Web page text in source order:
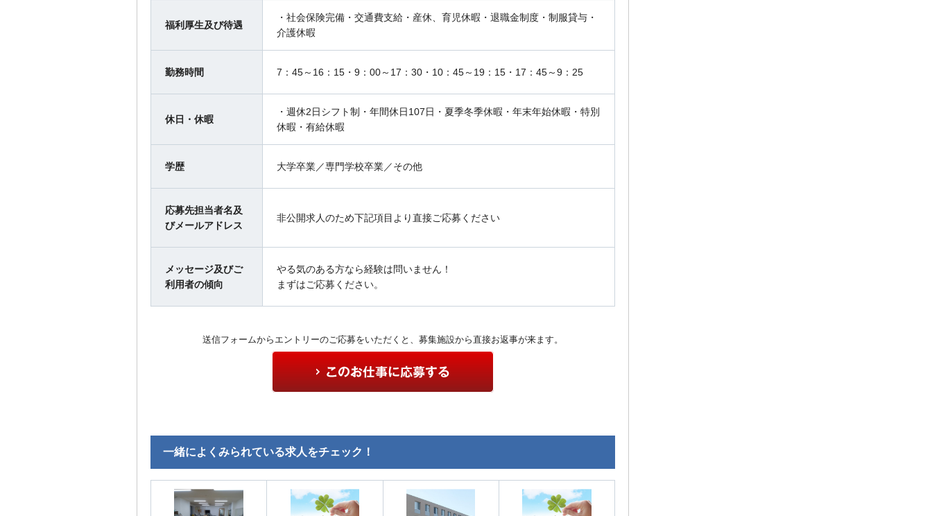
福利厚生及び待遇
・社会保険完備・交通費支給・産休、育児休暇・退職金制度・制服貸与・
介護休暇
勤務時間 7：45～16：15・9：00～17：30・10：45～19：15・17：45～9：25
休日・休暇
・週休2日シフト制・年間休日107日・夏季冬季休暇・年末年始休暇・特別
休暇・有給休暇
学歴 大学卒業／専門学校卒業／その他
応募先担当者名及
びメールアドレス
非公開求人のため下記項目より直接ご応募ください
メッセージ及びご
利用者の傾向
やる気のある方なら経験は問いません！
まずはご応募ください。
送信フォームからエントリーのご応募をいただくと、募集施設から直接お返事が来ます。
一緒によくみられている求人をチェック！